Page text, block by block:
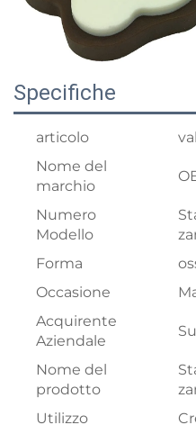
Specifiche
articolo
Nome del
marchio
Numero
Modello
Forma
Occasione
Acquirente
Aziendale
Nome del
prodotto
Utilizzo